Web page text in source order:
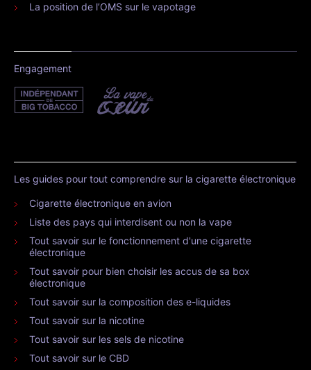
La position de l’OMS sur le vapotage
Engagement
Les guides pour tout comprendre sur la cigarette électronique
Cigarette électronique en avion
Liste des pays qui interdisent ou non la vape
Tout savoir sur le fonctionnement d'une cigarette
électronique
Tout savoir pour bien choisir les accus de sa box
électronique
Tout savoir sur la composition des e-liquides
Tout savoir sur la nicotine
Tout savoir sur les sels de nicotine
Tout savoir sur le CBD